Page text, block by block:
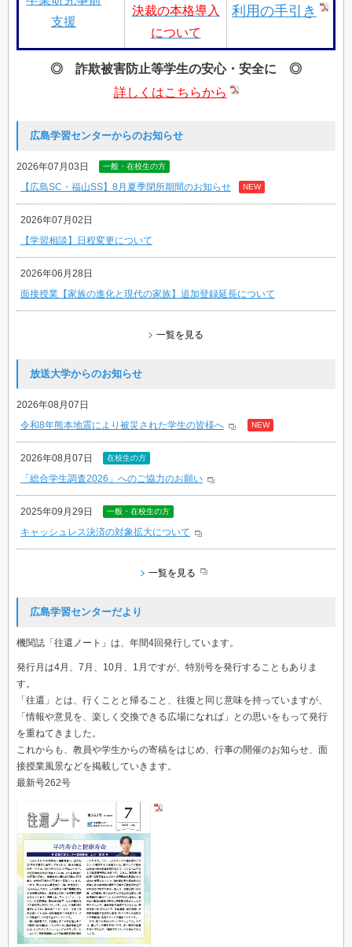
支援
決裁の本格導入
について
利用の手引き
◎ 詐欺被害防止等学生の安心・安全に ◎
詳しくはこちらから
広島学習センターからのお知らせ
2026年07月03日 一般・在校生の方
【広島SC・福山SS】8月夏季閉所期間のお知らせ NEW
2026年07月02日
【学習相談】日程変更について
2026年06月28日
面接授業【家族の進化と現代の家族】追加登録延長について
一覧を見る
放送大学からのお知らせ
2026年08月07日
令和8年熊本地震により被災された学生の皆様へ
NEW
2026年08月07日 在校生の方
「総合学生調査2026」へのご協力のお願い
2025年09月29日 一般・在校生の方
キャッシュレス決済の対象拡大について
一覧を見る
広島学習センターだより
機関誌「往還ノート」は、年間4回発行しています。
発行月は4月、7月、10月、1月ですが、特別号を発行することもありま
す。
「往還」とは、行くことと帰ること、往復と同じ意味を持っていますが、
「情報や意見を、楽しく交換できる広場になれば」との思いをもって発行
を重ねてきました。
これからも、教員や学生からの寄稿をはじめ、行事の開催のお知らせ、面
接授業風景などを掲載していきます。
最新号262号